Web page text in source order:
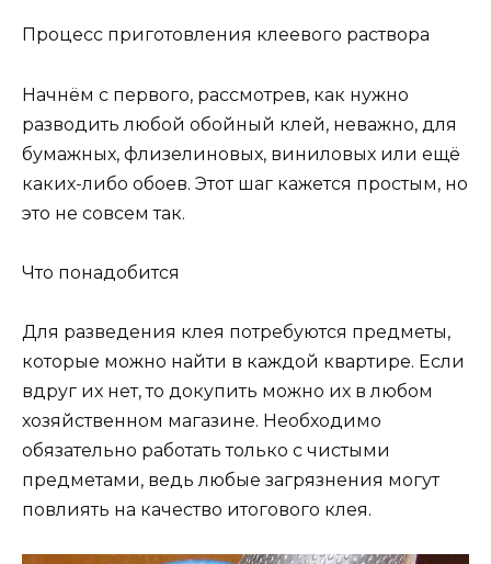
Процесс приготовления клеевого раствора
Начнём с первого, рассмотрев, как нужно
разводить любой обойный клей, неважно, для
бумажных, флизелиновых, виниловых или ещё
каких-либо обоев. Этот шаг кажется простым, но
это не совсем так.
Что понадобится
Для разведения клея потребуются предметы,
которые можно найти в каждой квартире. Если
вдруг их нет, то докупить можно их в любом
хозяйственном магазине. Необходимо
обязательно работать только с чистыми
предметами, ведь любые загрязнения могут
повлиять на качество итогового клея.